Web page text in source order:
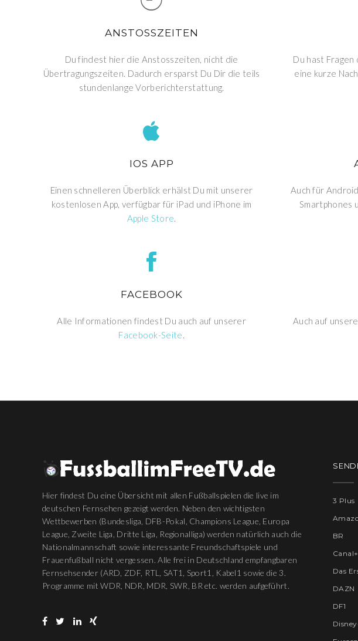
ANSTOSSZEITEN
Du findest hier die Anstosszeiten, nicht die
Übertragungszeiten. Dadurch ersparst Du Dir die teils
stundenlange Vorberichterstattung.
Du hast Fragen
eine kurze
IOS APP
Einen schnelleren Überblick erhälst Du mit unserer
kostenlosen App, verfügbar für iPad und iPhone im
Apple Store.
Auch für
Smartphones
FACEBOOK
Alle Informationen findest Du auch auf unserer
Facebook-Seite.
Auch auf
Hier findest Du eine Übersicht mit allen Fußballspielen die live im
deutschen Fernsehen gezeigt werden. Neben den wichtigsten
Wettbewerben (Bundesliga, DFB-Pokal, Champions League, Europa
League, Zweite Liga, Dritte Liga, Regionalliga) werden natürlich auch die
Nationalmannschaft sowie interessante Freundschaftspiele und
Frauenfußball nicht vergessen. Alle frei in Deutschland empfangbaren
Fernsehsender (ARD, ZDF, RTL, SAT1, Sport1, Kabel1 sowie die 3.
Programme mit WDR, NDR, MDR, SWR, BR etc. werden aufgeführt.
3 Plus
BR
Canal+
Das
DAZN
DF1